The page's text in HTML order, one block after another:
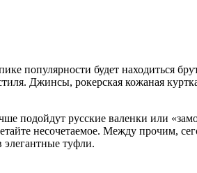
популярности будет находиться
Джинсы, рокерская кожаная
подойдут русские валенки или
несочетаемое. Между прочим,
элегантные туфли.